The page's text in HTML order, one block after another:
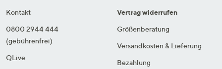
Kontakt
0800 2944 444
(gebührenfrei)
QLive
Vertrag widerrufen
Größenberatung
Versandkosten & Lieferung
Bezahlung